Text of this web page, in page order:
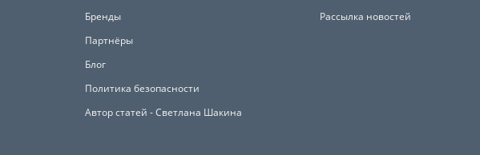
Бренды
Партнёры
Блог
Политика безопасности
Автор статей - Светлана Шакина
Рассылка новостей